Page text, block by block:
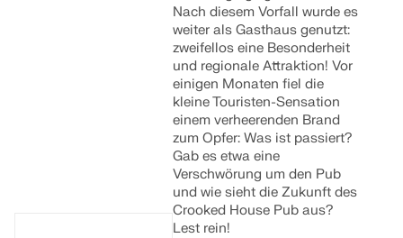
Nach diesem Vorfall wurde es
weiter als Gasthaus genutzt:
zweifellos eine Besonderheit
und regionale Attraktion! Vor
einigen Monaten fiel die
kleine Touristen-Sensation
einem verheerenden Brand
zum Opfer: Was ist passiert?
Gab es etwa eine
Verschwörung um den Pub
und wie sieht die Zukunft des
Crooked House Pub aus?
Lest rein!